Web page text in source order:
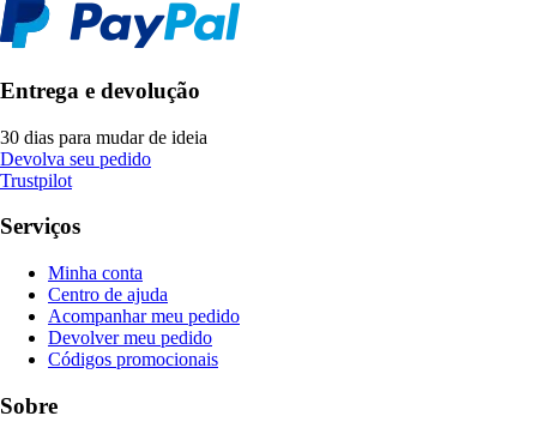
Entrega e devolução
30 dias para mudar de ideia
Devolva seu pedido
Trustpilot
Serviços
Minha conta
Centro de ajuda
Acompanhar meu pedido
Devolver meu pedido
Códigos promocionais
Sobre